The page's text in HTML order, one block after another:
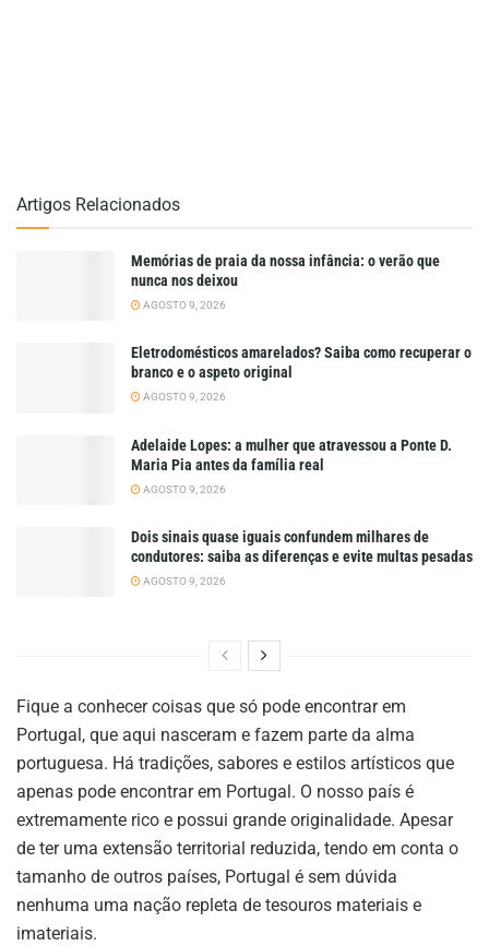
Artigos Relacionados
Memórias de praia da nossa infância: o verão que
nunca nos deixou
AGOSTO 9, 2026
Eletrodomésticos amarelados? Saiba como recuperar o
branco e o aspeto original
AGOSTO 9, 2026
Adelaide Lopes: a mulher que atravessou a Ponte D.
Maria Pia antes da família real
AGOSTO 9, 2026
Dois sinais quase iguais confundem milhares de
condutores: saiba as diferenças e evite multas pesadas
AGOSTO 9, 2026
Fique a conhecer coisas que só pode encontrar em
Portugal, que aqui nasceram e fazem parte da alma
portuguesa. Há tradições, sabores e estilos artísticos que
apenas pode encontrar em Portugal. O nosso país é
extremamente rico e possui grande originalidade. Apesar
de ter uma extensão territorial reduzida, tendo em conta o
tamanho de outros países, Portugal é sem dúvida
nenhuma uma nação repleta de tesouros materiais e
imateriais.